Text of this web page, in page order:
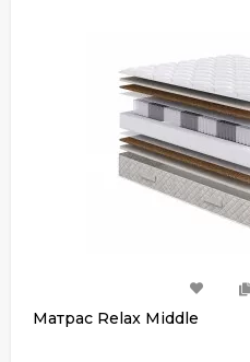
Матрас Relax Middle